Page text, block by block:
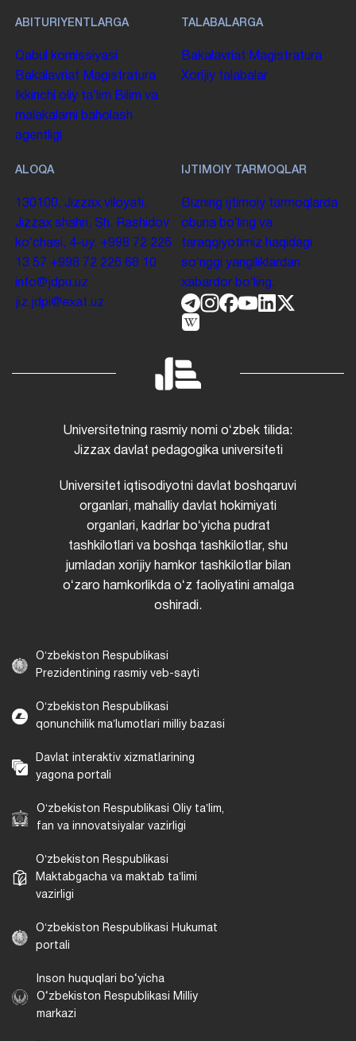
ABITURIYENTLARGA
Qabul komissiyasi
Bakalavriat Magistratura
Ikkinchi oliy taʼlim Bilim va
malakalarni baholash
agentligi
TALABALARGA
Bakalavriat Magistratura
Xorijiy talabalar
ALOQA
130100. Jizzax viloyati,
Jizzax shahri, Sh. Rashidov
koʻchasi, 4-uy. +998 72 226
13 57 +998 72 226 68 10
info@jdpu.uz
jiz.jdpi@exat.uz
IJTIMOIY TARMOQLAR
Bizning ijtimoiy tarmoqlarda
obuna boʻling va
taraqqiyotimiz haqidagi
soʻnggi yangiliklardan
xabardor boʻling.
Universitetning rasmiy nomi oʻzbek tilida:
Jizzax davlat pedagogika universiteti
Universitet iqtisodiyotni davlat boshqaruvi
organlari, mahalliy davlat hokimiyati
organlari, kadrlar boʻyicha pudrat
tashkilotlari va boshqa tashkilotlar, shu
jumladan xorijiy hamkor tashkilotlar bilan
oʻzaro hamkorlikda oʻz faoliyatini amalga
oshiradi.
Oʻzbekiston Respublikasi
Prezidentining rasmiy veb-sayti
Oʻzbekiston Respublikasi
qonunchilik maʼlumotlari milliy bazasi
Davlat interaktiv xizmatlarining
yagona portali
Oʻzbekiston Respublikasi Oliy taʼlim,
fan va innovatsiyalar vazirligi
Oʻzbekiston Respublikasi
Maktabgacha va maktab taʼlimi
vazirligi
Oʻzbekiston Respublikasi Hukumat
portali
Inson huquqlari bo‘yicha
O‘zbekiston Respublikasi Milliy
markazi